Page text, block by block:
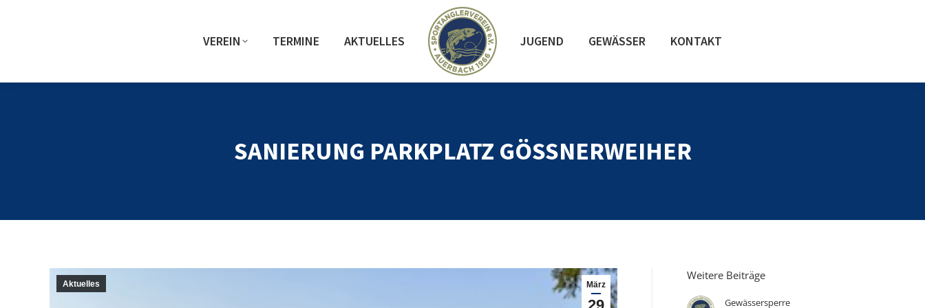
VEREIN TERMINE AKTUELLES JUGEND GEWÄSSER KONTAKT
SANIERUNG PARKPLATZ GÖSSNERWEIHER
März
Aktuelles
Weitere Beiträge
Gewässersperre